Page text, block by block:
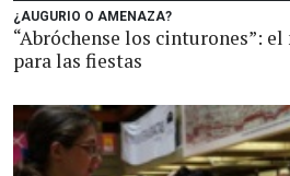
¿AUGURIO O AMENAZA?
“Abróchense los cinturones”:
para las fiestas